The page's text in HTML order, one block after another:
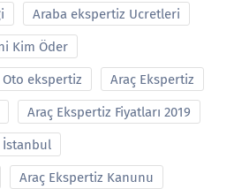
Araba ekspertiz Ucretleri
Kim Öder
ekspertiz Araç Ekspertiz
Araç Ekspertiz Fiyatları 2019
İstanbul
Araç Ekspertiz Kanunu